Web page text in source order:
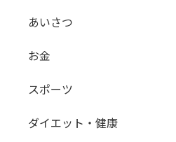
あいさつ
お金
スポーツ
ダイエット・健康